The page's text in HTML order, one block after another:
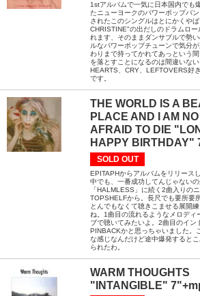
1stアルバムで一気に日本国内でも
たニューヨークのパワーポップバ
されたこのシングルはとにかくや
CHRISTINE"の出だしのドラムロ
れます、そのままダンサブルで勢
ルなパワーポップチューンで気分
わりまで持ってかれてあっという
を落とすことになるのは間違いな
HEARTS、CRY、LEFTOVERS好
です。
THE WORLD IS A
PLACE AND I AM
AFRAID TO DIE
HAPPY BIRTHDAY"
SOLD OUT
EPITAPHからアルバムをリリース
中でも、一番成功してんじゃない
「HALMLESS」に続く2曲入りの
TOPSHELFから。長尺でも要所要
とんでもなくて聴きこませる展開
ね。1曲目の流れるようなメロディ
ブで聴いてみたいよ。2曲目のイン
PINBACKかと思っちゃいました。
な感じなんだけど途中爆発すると
られたわ。
WARM THOUGHTS
"INTANGIBLE"